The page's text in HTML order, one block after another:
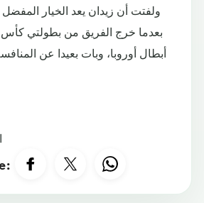
ولفتت أن زيدان يعد الخيار
بعدما خرج الفريق من بطولتي كأس
أبطال أوروبا، وبات بعيدا عن